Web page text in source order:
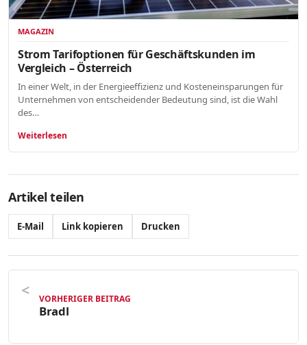
MAGAZIN
Strom Tarifoptionen für Geschäftskunden im
Vergleich – Österreich
In einer Welt, in der Energieeffizienz und Kosteneinsparungen für
Unternehmen von entscheidender Bedeutung sind, ist die Wahl
des…
Weiterlesen
Artikel teilen
E-Mail Link kopieren Drucken
VORHERIGER BEITRAG
Bradl